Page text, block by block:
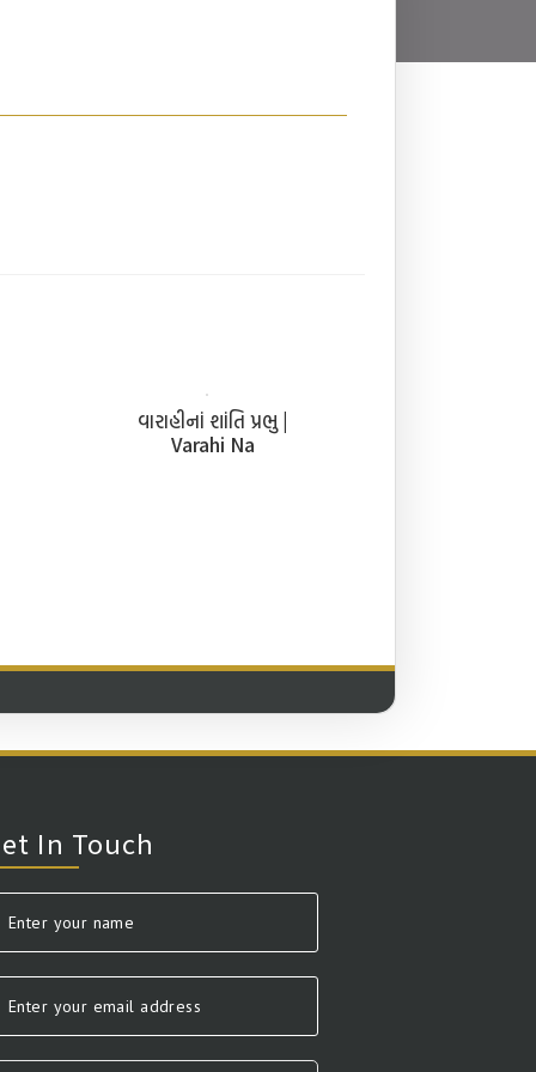
વારાહીનાં શાંતિ પ્રભુ |
Varahi Na
In Touch